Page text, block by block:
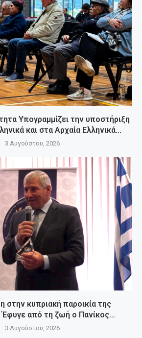
Υπογραμμίζει την υποστήριξη
και στα Αρχαία Ελληνικά...
3 Αυγούστου, 2026
στην κυπριακή παροικία της
Έφυγε από τη ζωή ο Πανίκος...
3 Αυγούστου, 2026